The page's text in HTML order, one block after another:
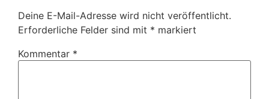
Deine E-Mail-Adresse wird nicht veröffentlicht.
Erforderliche Felder sind mit * markiert
Kommentar *